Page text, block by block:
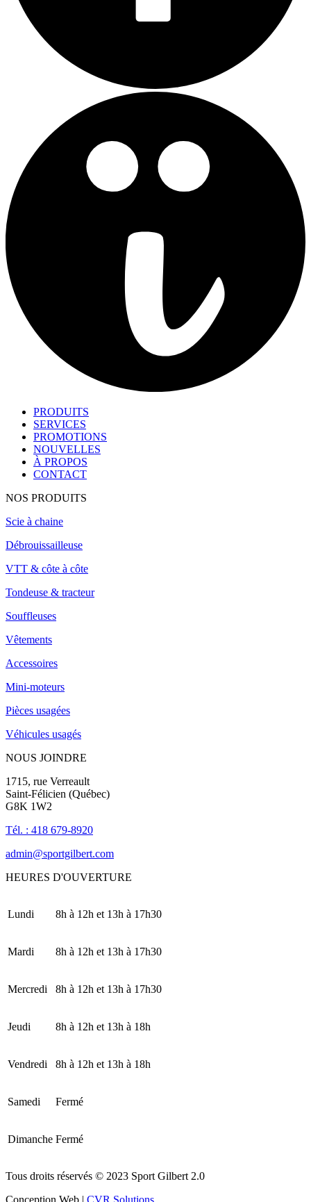
PRODUITS
SERVICES
PROMOTIONS
NOUVELLES
À PROPOS
CONTACT
NOS PRODUITS
Scie à chaine
Débrouissailleuse
VTT & côte à côte
Tondeuse & tracteur
Souffleuses
Vêtements
Accessoires
Mini-moteurs
Pièces usagées
Véhicules usagés
NOUS JOINDRE
1715, rue Verreault
Saint-Félicien (Québec)
G8K 1W2
Tél. : 418 679-8920
admin@sportgilbert.com
HEURES D'OUVERTURE
Lundi 8h à 12h et 13h à 17h30
Mardi 8h à 12h et 13h à 17h30
Mercredi 8h à 12h et 13h à 17h30
Jeudi 8h à 12h et 13h à 18h
Vendredi 8h à 12h et 13h à 18h
Samedi Fermé
Dimanche Fermé
Tous droits réservés © 2023 Sport Gilbert 2.0
Conception Web | CVR Solutions